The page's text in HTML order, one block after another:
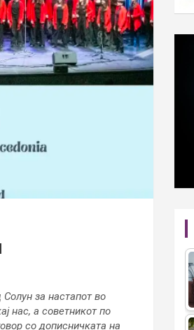
за настапот во
нас, а советникот по
со дописничката на